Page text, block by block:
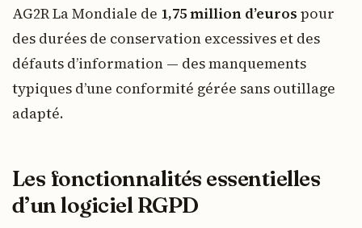
AG2R La Mondiale de 1,75 million d’euros pour
des durées de conservation excessives et des
défauts d’information — des manquements
typiques d’une conformité gérée sans outillage
adapté.
Les fonctionnalités essentielles
d’un logiciel RGPD